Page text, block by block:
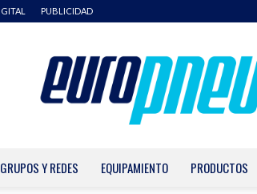
PUBLICIDAD
GRUPOS Y REDES EQUIPAMIENTO PRODUCTOS